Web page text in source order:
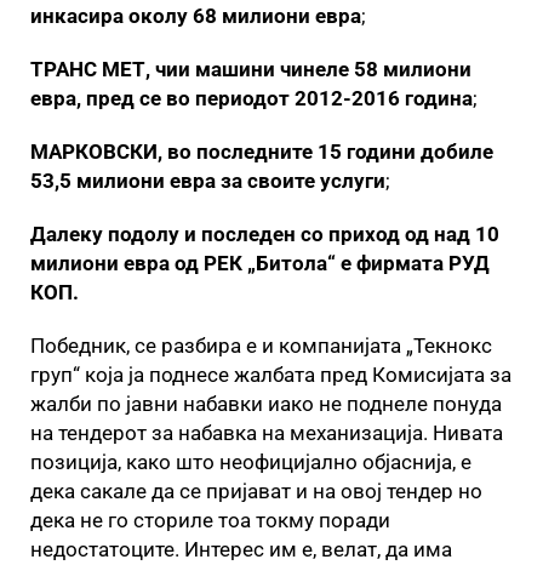
инкасира околу 68 милиони евра;
ТРАНС МЕТ, чии машини чинеле 58 милиони
евра, пред се во периодот 2012-2016 година;
МАРКОВСКИ, во последните 15 години добиле
53,5 милиони евра за своите услуги;
Далеку подолу и последен со приход од над 10
милиони евра од РЕК „Битола“ е фирмата РУД
КОП.
Победник, се разбира е и компанијата „Текнокс
груп“ која ја поднесе жалбата пред Комисијата за
жалби по јавни набавки иако не поднеле понуда
на тендерот за набавка на механизација. Нивата
позиција, како што неофицијално објаснија, е
дека сакале да се пријават и на овој тендер но
дека не го сториле тоа токму поради
недостатоците. Интерес им е, велат, да има